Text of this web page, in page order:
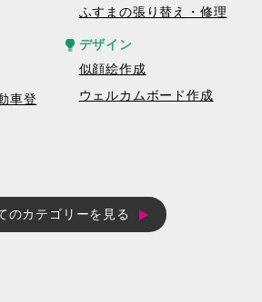
車登
ふすまの張り替え・修理
デザイン
似顔絵作成
ウェルカムボード作成
のカテゴリーを見る